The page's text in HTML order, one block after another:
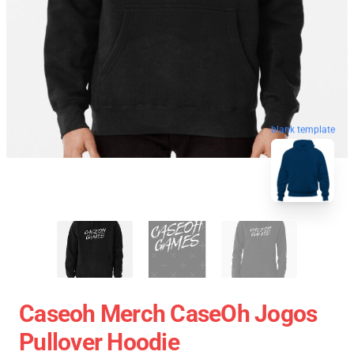
blank template
Caseoh Merch CaseOh Jogos
Pullover Hoodie